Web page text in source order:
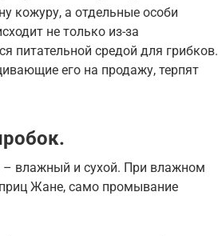
кожуру, а отдельные особи
не только из-за
питательной средой для грибков.
его на продажу, терпят
– влажный и сухой. При влажном
Жане, само промывание